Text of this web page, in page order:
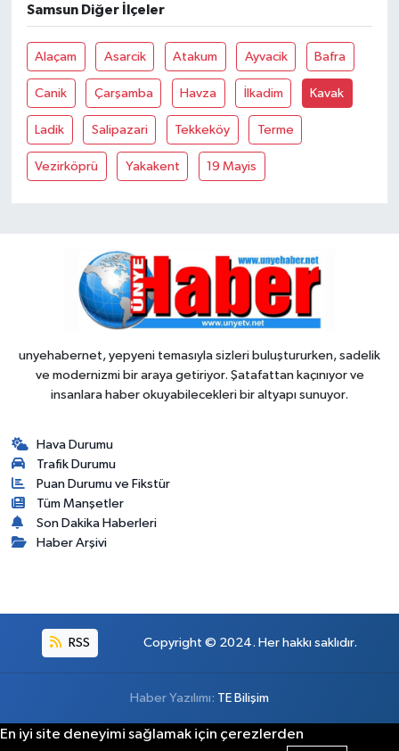
Samsun Diğer İlçeler
Alaçam Asarcik Atakum Ayvacik Bafra
Canik Çarşamba Havza İlkadim Kavak
Ladik Salipazari Tekkeköy Terme
Vezirköprü Yakakent 19 Mayis
unyehabernet, yepyeni temasıyla sizleri buluştururken, sadelik
ve modernizmi bir araya getiriyor. Şatafattan kaçınıyor ve
insanlara haber okuyabilecekleri bir altyapı sunuyor.
Hava Durumu
Trafik Durumu
Puan Durumu ve Fikstür
Tüm Manşetler
Son Dakika Haberleri
Haber Arşivi
RSS Copyright © 2024. Her hakkı saklıdır.
Haber Yazılımı: TE Bilişim
En iyi site deneyimi sağlamak için çerezlerden